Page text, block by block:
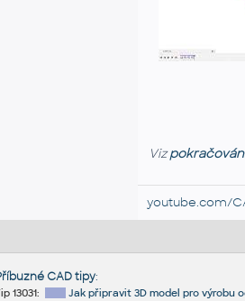
Viz
youtube.com/
CAD tipy:
13031:
Jak připravit 3D model pro výrobu